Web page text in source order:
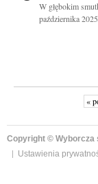
W głębokim
października
«
Copyright © Wyborcza
Ustawienia